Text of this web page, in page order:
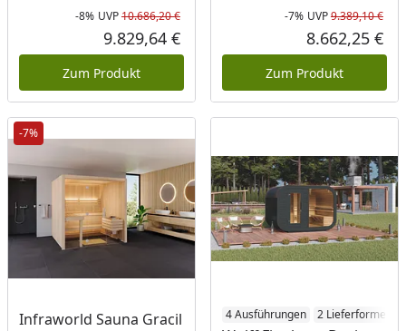
Rabatt in Prozent
-8%
Ursprünglicher Preis
UVP10.686,20 €
Aktueller Preis
9.829,64 €
Zum Produkt
-7% UVP9.389,10 €
8.662,25 €
Zum Produkt
-7%
Infraworld Sauna Gracil
4 Ausführungen 2 Lieferformen